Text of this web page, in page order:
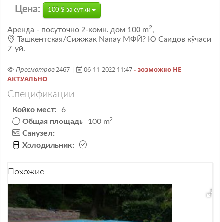
Цена: 100 $ за сутки
Аренда - посуточно 2-комн. дом 100 m2,
Ташкентская/Сижжак Nanay МФЙ? Ю Саидов кўчаси
7-уй.
Просмотров2467 | 06-11-2022 11:47- возможно НЕ
АКТУАЛЬНО
Спецификации
Койко мест:
6
Общая площадь
100 m2
Санузел:
Холодильник:
Похожие